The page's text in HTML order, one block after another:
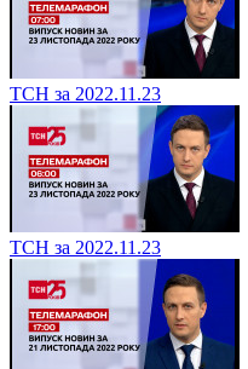
ТСН за 2022.11.23
ТСН за 2022.11.23